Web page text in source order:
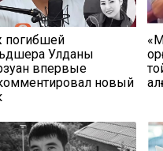
погибшей
Улданы
впервые
новый